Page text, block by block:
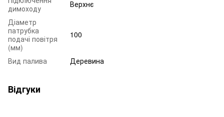
димоходу
Верхнє
Діаметр
патрубка
подачі повітря
(мм)
100
Вид палива Деревина
Відгуки